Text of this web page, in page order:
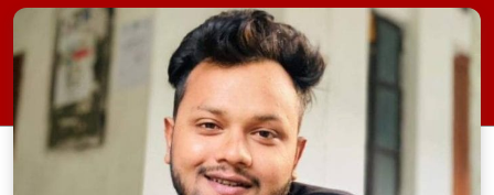
শনিবার (২৬ অক্টোবর) রাতে বিশেষ অভিযান
চালিয়ে উত্তরা থেকে তাকে গ্রেপ্তার করে উত্তরা
পশ্চিম থানা পুলিশ। গ্রেপ্তার ফজলে রাব্বী
টাঙ্গাইল জেলার ঘাটাইল উপজেলার সাগরদি
গ্রামের সবুজ শিকদারের ছেলে। তিনি […]